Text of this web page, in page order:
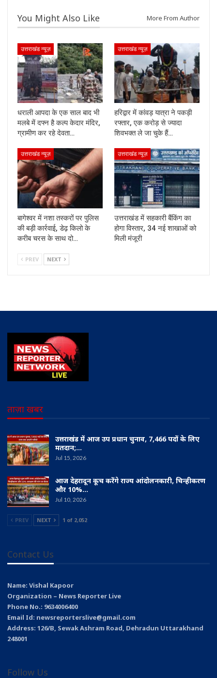
You Might Also Like More From Author
उत्तराखंड न्यूज़
धराली आपदा के एक साल बाद भी
मलबे में दफ्न है कल्प केदार मंदिर,
ग्रामीण कर रहे देवता…
उत्तराखंड न्यूज़
हरिद्वार में कांवड़ यात्रा ने पकड़ी
रफ्तार, एक करोड़ से ज्यादा
शिवभक्त ले जा चुके हैं…
उत्तराखंड न्यूज़
बागेश्वर में नशा तस्करों पर पुलिस
की बड़ी कार्रवाई, डेढ़ किलो के
करीब चरस के साथ दो…
उत्तराखंड न्यूज़
उत्तराखंड में सहकारी बैंकिंग का
होगा विस्तार, 34 नई शाखाओं को
मिली मंजूरी
PREV NEXT
ताज़ा खबर
उत्तराखंड में आज उप प्रधान चुनाव, 7,466 पदों के लिए
मतदान;…
Jul 15, 2026
आज देहरादून कूच करेंगे राज्य आंदोलनकारी, चिन्हीकरण
और 10%…
Jul 10, 2026
PREV NEXT 1 of 2,052
Contact Us
Name: Vishal Kapoor
Organization – News Reporter Live
Phone No.: 9634006400
Email Id: newsreporterslive@gmail.com
Address: 126/B, Sewak Ashram Road, Dehradun Uttarakhand
248001
Follow Us